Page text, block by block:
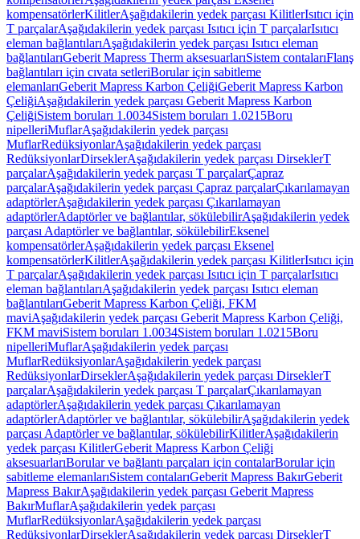
kompensatörlerKilitlerAşağıdakilerin yedek parçası KilitlerIsıtıcı için
T parçalarAşağıdakilerin yedek parçası Isıtıcı için T parçalarIsıtıcı
eleman bağlantılarıAşağıdakilerin yedek parçası Isıtıcı eleman
bağlantılarıGeberit Mapress Therm aksesuarlarıSistem contalarıFlanş
bağlantıları için cıvata setleriBorular için sabitleme
elemanlarıGeberit Mapress Karbon ÇeliğiGeberit Mapress Karbon
ÇeliğiAşağıdakilerin yedek parçası Geberit Mapress Karbon
ÇeliğiSistem boruları 1.0034Sistem boruları 1.0215Boru
nipelleriMuflarAşağıdakilerin yedek parçası
MuflarRedüksiyonlarAşağıdakilerin yedek parçası
RedüksiyonlarDirseklerAşağıdakilerin yedek parçası DirseklerT
parçalarAşağıdakilerin yedek parçası T parçalarÇapraz
parçalarAşağıdakilerin yedek parçası Çapraz parçalarÇıkarılamayan
adaptörlerAşağıdakilerin yedek parçası Çıkarılamayan
adaptörlerAdaptörler ve bağlantılar, sökülebilirAşağıdakilerin yedek
parçası Adaptörler ve bağlantılar, sökülebilirEksenel
kompensatörlerAşağıdakilerin yedek parçası Eksenel
kompensatörlerKilitlerAşağıdakilerin yedek parçası KilitlerIsıtıcı için
T parçalarAşağıdakilerin yedek parçası Isıtıcı için T parçalarIsıtıcı
eleman bağlantılarıAşağıdakilerin yedek parçası Isıtıcı eleman
bağlantılarıGeberit Mapress Karbon Çeliği, FKM
maviAşağıdakilerin yedek parçası Geberit Mapress Karbon Çeliği,
FKM maviSistem boruları 1.0034Sistem boruları 1.0215Boru
nipelleriMuflarAşağıdakilerin yedek parçası
MuflarRedüksiyonlarAşağıdakilerin yedek parçası
RedüksiyonlarDirseklerAşağıdakilerin yedek parçası DirseklerT
parçalarAşağıdakilerin yedek parçası T parçalarÇıkarılamayan
adaptörlerAşağıdakilerin yedek parçası Çıkarılamayan
adaptörlerAdaptörler ve bağlantılar, sökülebilirAşağıdakilerin yedek
parçası Adaptörler ve bağlantılar, sökülebilirKilitlerAşağıdakilerin
yedek parçası KilitlerGeberit Mapress Karbon Çeliği
aksesuarlarıBorular ve bağlantı parçaları için contalarBorular için
sabitleme elemanlarıSistem contalarıGeberit Mapress BakırGeberit
Mapress BakırAşağıdakilerin yedek parçası Geberit Mapress
BakırMuflarAşağıdakilerin yedek parçası
MuflarRedüksiyonlarAşağıdakilerin yedek parçası
RedüksiyonlarDirseklerAşağıdakilerin yedek parçası DirseklerT